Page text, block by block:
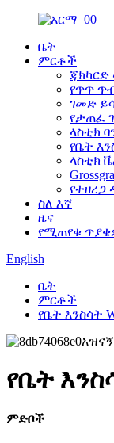
ቤት
ምርቶች
ጃክካርድ
የጥጥ
ገመድ
የታጠፈ
ላስቲክ
የቤት
ላስቲክ
የተዘረጋ
ስለ እኛ
ዜና
የሚጠየቁ
English
ቤት
ምርቶች
የቤት እንስሳት
የቤት
ምድቦች